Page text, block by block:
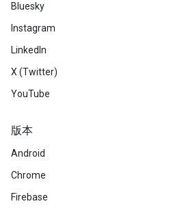
Bluesky
Instagram
LinkedIn
X (Twitter)
YouTube
版本
Android
Chrome
Firebase